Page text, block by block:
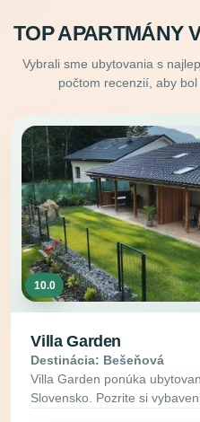
TOP APARTMÁNY
Vybrali sme ubytovania s
počtom recenzií, aby
10.0
Villa Garden
Destinácia: Bešeňová
Villa Garden ponúka
Slovensko. Pozrite si